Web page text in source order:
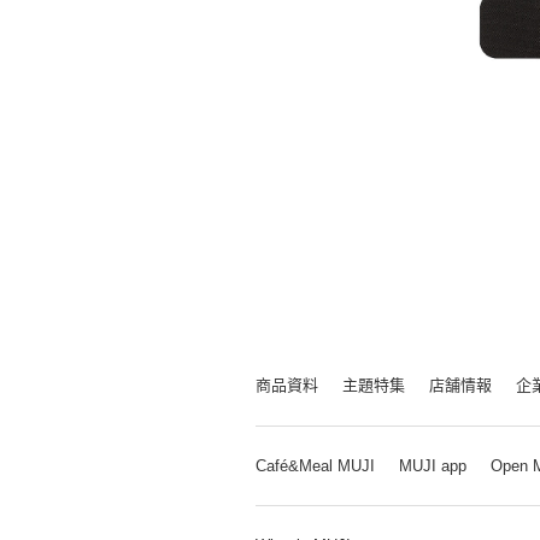
商品資料 主題特集 店舗情報 企
Café&Meal MUJI MUJI app Open